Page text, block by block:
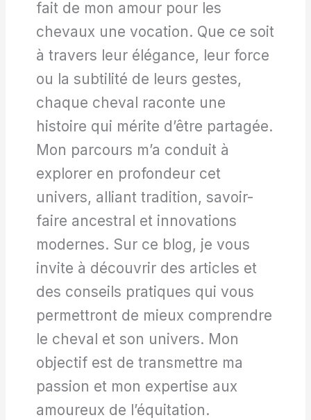
fait de mon amour pour les
chevaux une vocation. Que ce soit
à travers leur élégance, leur force
ou la subtilité de leurs gestes,
chaque cheval raconte une
histoire qui mérite d’être partagée.
Mon parcours m’a conduit à
explorer en profondeur cet
univers, alliant tradition, savoir-
faire ancestral et innovations
modernes. Sur ce blog, je vous
invite à découvrir des articles et
des conseils pratiques qui vous
permettront de mieux comprendre
le cheval et son univers. Mon
objectif est de transmettre ma
passion et mon expertise aux
amoureux de l’équitation.